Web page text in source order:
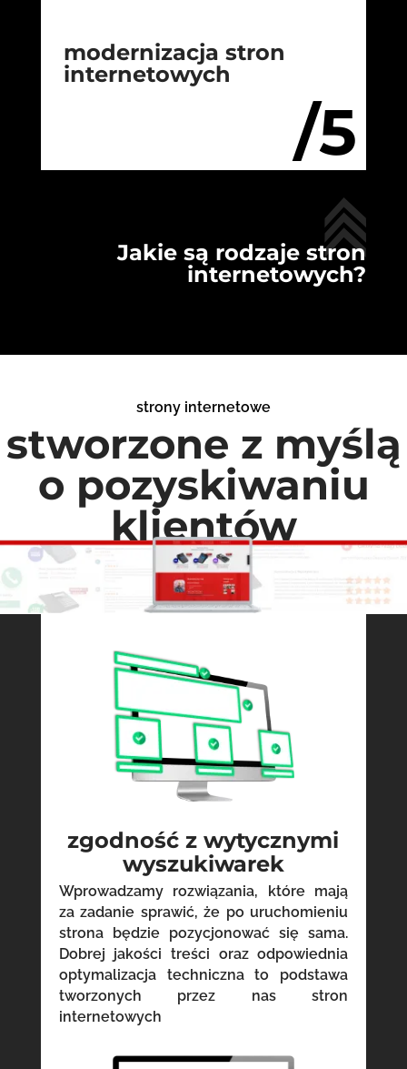
/5
modernizacja stron
internetowych
Jakie są rodzaje stron
internetowych?
strony internetowe
stworzone z myślą
o pozyskiwaniu
klientów
zgodność z wytycznymi
wyszukiwarek
Wprowadzamy rozwiązania, które mają
za zadanie sprawić, że po uruchomieniu
strona będzie pozycjonować się sama.
Dobrej jakości treści oraz odpowiednia
optymalizacja techniczna to podstawa
tworzonych przez nas stron
internetowych